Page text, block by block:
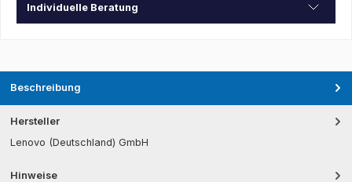
Individuelle Beratung
Beschreibung
Hersteller
Lenovo (Deutschland) GmbH
Hinweise